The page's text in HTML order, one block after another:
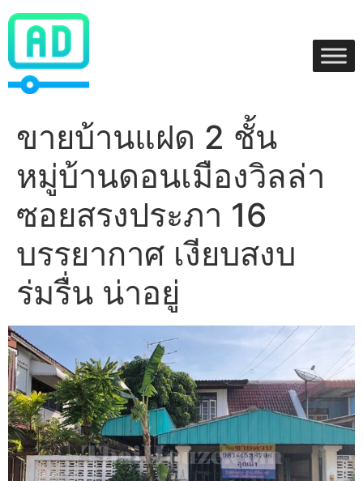
Skip
content
ขายบ้านแฝด 2 ชั้น
หมู่บ้านดอนเมืองวิลล่า
ซอยสรงประภา 16
บรรยากาศ เงียบสงบ
ร่มรื่น น่าอยู่